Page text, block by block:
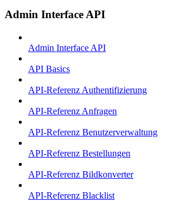
Admin Interface API
Admin Interface API
API Basics
API-Referenz Authentifizierung
API-Referenz Anfragen
API-Referenz Benutzerverwaltung
API-Referenz Bestellungen
API-Referenz Bildkonverter
API-Referenz Blacklist